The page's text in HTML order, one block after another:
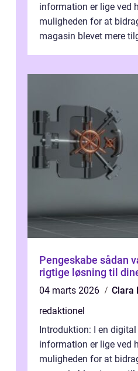
information er lige ved
muligheden for at
magasin blevet mere
Pengeskabe sådan vælger du den
rigtige løsning til
04 marts 2026
Clara
redaktionel
Introduktion: I en
information er lige ved
muligheden for at